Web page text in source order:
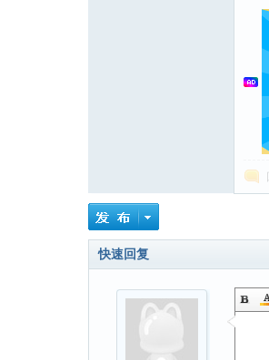
快速回复